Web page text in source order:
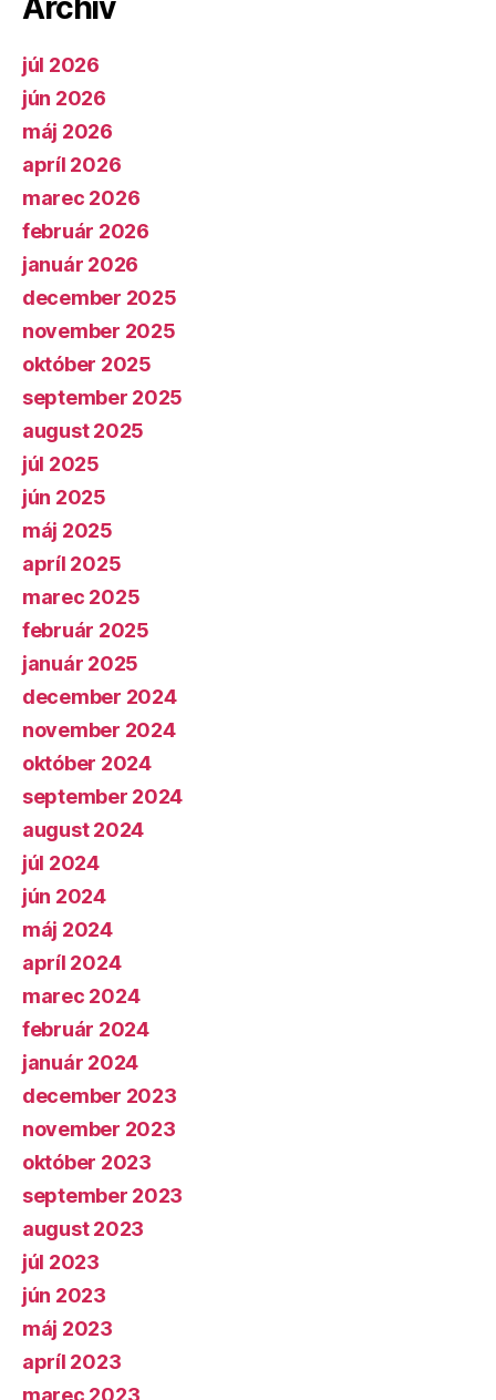
júl 2026
jún 2026
máj 2026
apríl 2026
marec 2026
február 2026
január 2026
december 2025
november 2025
október 2025
september 2025
august 2025
júl 2025
jún 2025
máj 2025
apríl 2025
marec 2025
február 2025
január 2025
december 2024
november 2024
október 2024
september 2024
august 2024
júl 2024
jún 2024
máj 2024
apríl 2024
marec 2024
február 2024
január 2024
december 2023
november 2023
október 2023
september 2023
august 2023
júl 2023
jún 2023
máj 2023
apríl 2023
marec 2023